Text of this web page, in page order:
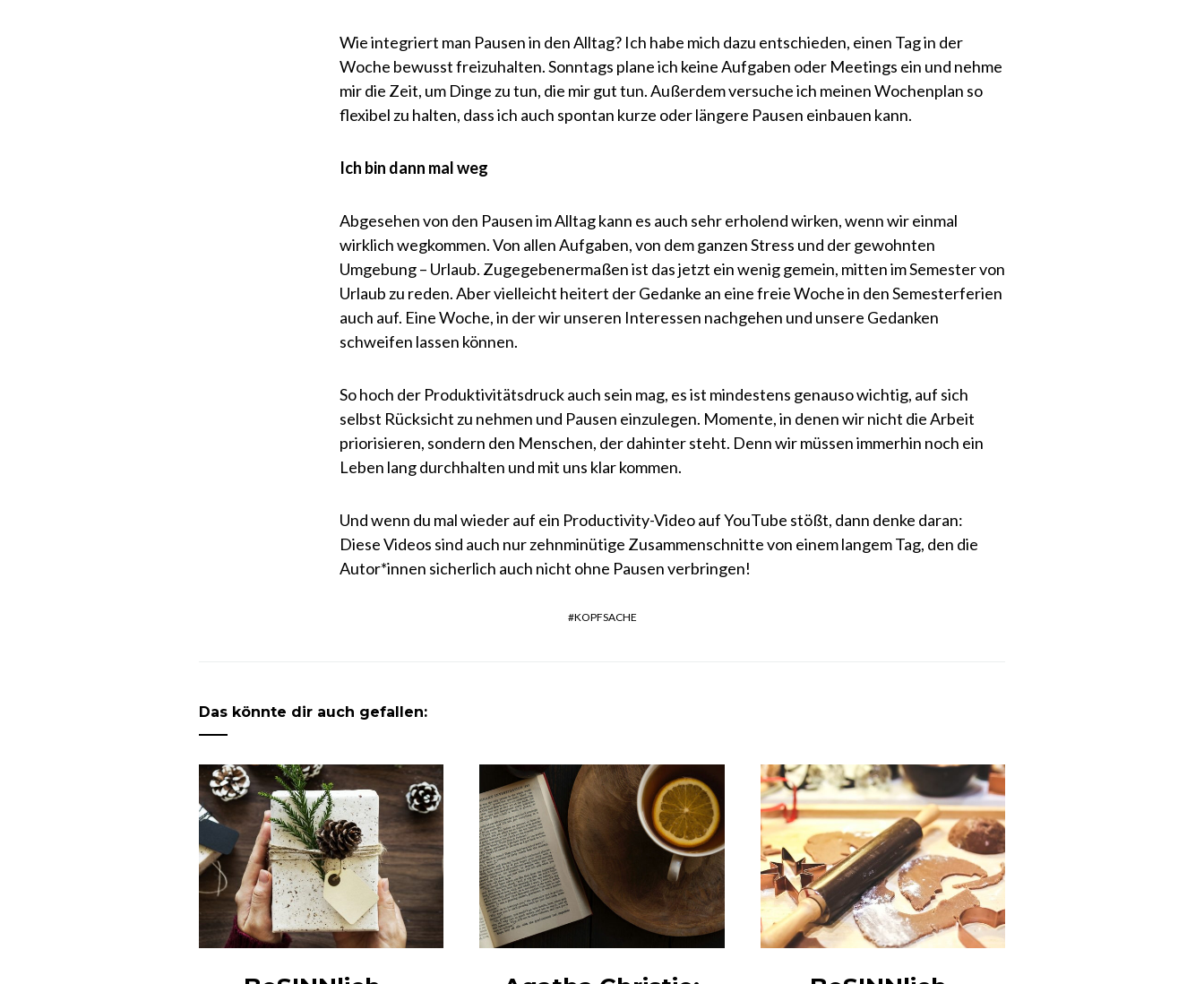
Wie integriert man Pausen in den Alltag? Ich habe mich dazu entschieden, einen Tag in der
Woche bewusst freizuhalten. Sonntags plane ich keine Aufgaben oder Meetings ein und nehme
mir die Zeit, um Dinge zu tun, die mir gut tun. Außerdem versuche ich meinen Wochenplan so
flexibel zu halten, dass ich auch spontan kurze oder längere Pausen einbauen kann.
Ich bin dann mal weg
Abgesehen von den Pausen im Alltag kann es auch sehr erholend wirken, wenn wir einmal
wirklich wegkommen. Von allen Aufgaben, von dem ganzen Stress und der gewohnten
Umgebung – Urlaub. Zugegebenermaßen ist das jetzt ein wenig gemein, mitten im Semester von
Urlaub zu reden. Aber vielleicht heitert der Gedanke an eine freie Woche in den Semesterferien
auch auf. Eine Woche, in der wir unseren Interessen nachgehen und unsere Gedanken
schweifen lassen können.
So hoch der Produktivitätsdruck auch sein mag, es ist mindestens genauso wichtig, auf sich
selbst Rücksicht zu nehmen und Pausen einzulegen. Momente, in denen wir nicht die Arbeit
priorisieren, sondern den Menschen, der dahinter steht. Denn wir müssen immerhin noch ein
Leben lang durchhalten und mit uns klar kommen.
Und wenn du mal wieder auf ein Productivity-Video auf YouTube stößt, dann denke daran:
Diese Videos sind auch nur zehnminütige Zusammenschnitte von einem langem Tag, den die
Autor*innen sicherlich auch nicht ohne Pausen verbringen!
KOPFSACHE
Das könnte dir auch gefallen: